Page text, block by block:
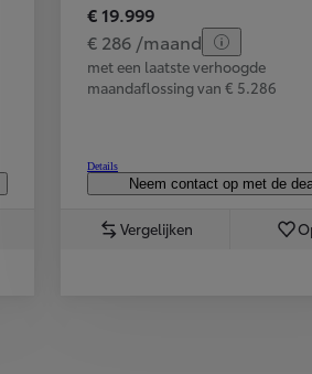
€ 19.999
€ 286 /maand
met een laatste verhoogde
maandaflossing van € 5.286
Details
Neem contact op met de
Vergelijken